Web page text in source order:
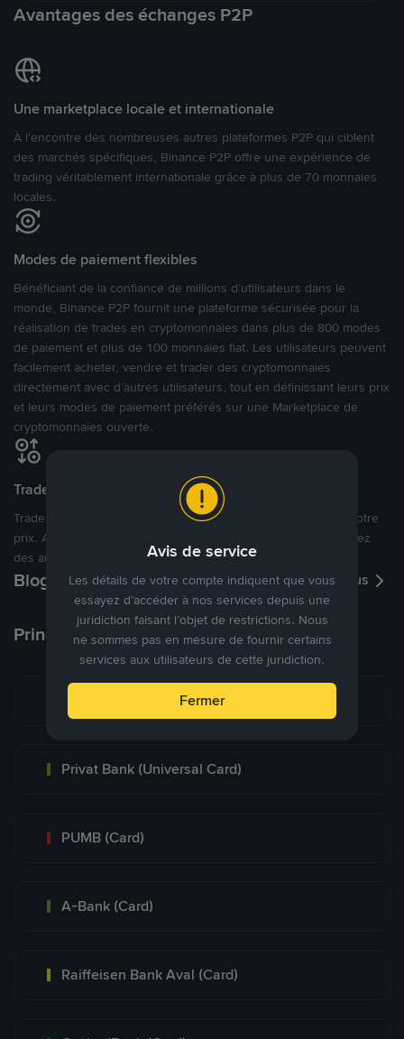
Avantages des échanges P2P
Une marketplace locale et internationale
À l’encontre des nombreuses autres plateformes P2P qui ciblent
des marchés spécifiques, Binance P2P offre une expérience de
trading véritablement internationale grâce à plus de 70 monnaies
locales.
Modes de paiement flexibles
Bénéficiant de la confiance de millions d’utilisateurs dans le
monde, Binance P2P fournit une plateforme sécurisée pour la
réalisation de trades en cryptomonnaies dans plus de 800 modes
de paiement et plus de 100 monnaies fiat. Les utilisateurs peuvent
facilement acheter, vendre et trader des cryptomonnaies
directement avec d’autres utilisateurs, tout en définissant leurs prix
et leurs modes de paiement préférés sur une Marketplace de
cryptomonnaies ouverte.
Tradez à des prix avantageux pour vous
Tradez des cryptos en étant libres d’acheter et de vendre à votre
prix. Achetez ou vendez à partir des offres existantes, ou créez
des annonces commerciales pour fixer vos propres prix.
Blog P2P Voir plus
Principaux modes de paiement
Privat Bank (Universal Card)
PUMB (Card)
A-Bank (Card)
Raiffeisen Bank Aval (Card)
Avis de service
Les détails de votre compte indiquent que vous
essayez d’accéder à nos services depuis une
juridiction faisant l’objet de restrictions. Nous
ne sommes pas en mesure de fournir certains
services aux utilisateurs de cette juridiction.
Fermer